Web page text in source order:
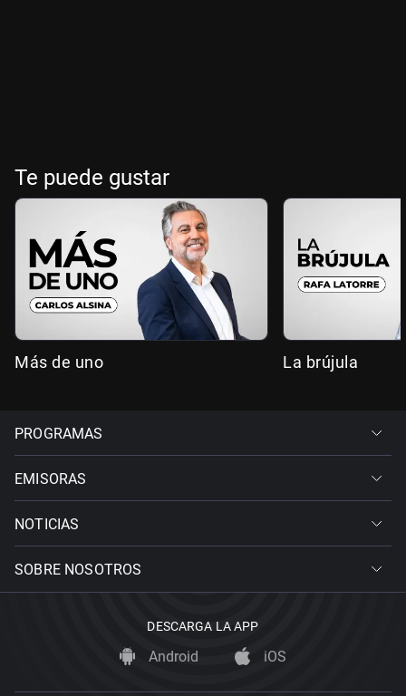
Te puede gustar
Más de uno La brújula
PROGRAMAS
EMISORAS
NOTICIAS
SOBRE NOSOTROS
DESCARGA LA APP
Android iOS